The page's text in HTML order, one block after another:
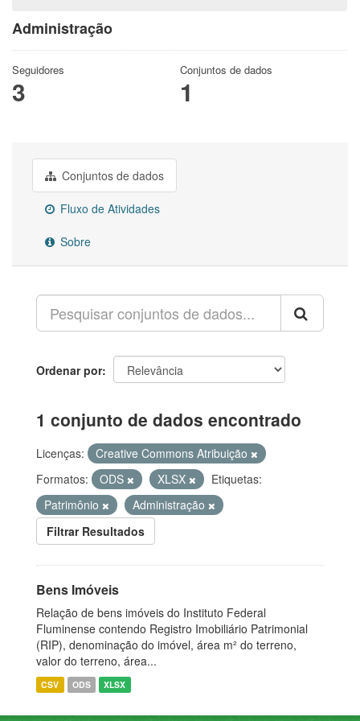
Administração
Seguidores
3
Conjuntos de dados
1
Conjuntos de dados
Fluxo de Atividades
Sobre
Ordenar por
1 conjunto de dados encontrado
Licenças:
Creative Commons Atribuição
Formatos:
ODS XLSX
Etiquetas:
Patrimônio
Administração
Filtrar Resultados
Bens Imóveis
Relação de bens imóveis do Instituto Federal
Fluminense contendo Registro Imobiliário Patrimonial
(RIP), denominação do imóvel, área m² do terreno,
valor do terreno, área...
CSV ODS XLSX